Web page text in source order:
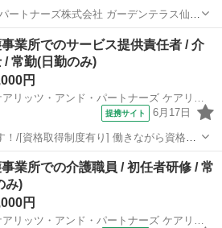
ートナーズ株式会社 ガーデンテラス仙川
士
業所でのサービス提供責任者 / 介
/ 常勤(日勤のみ)
円
提携サイト 6月17日
！/[資格取得制度有り] 働きながら資格取
研修・介護福祉士) 【施設名】 株
ナーズ ケアリッツ三鷹 【勤務地】
士
業所での介護職員 / 初任者研修 / 常
み)
円
株式会社ケアリッツ・アンド・パートナーズ ケアリッツ三鷹